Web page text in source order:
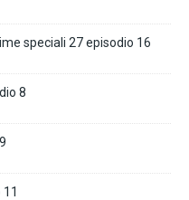
speciali 27 episodio 16
8